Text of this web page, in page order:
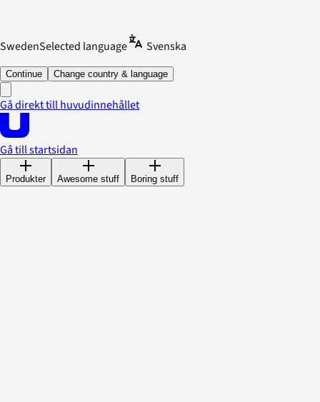
SwedenSelected language Svenska
Continue Change country & language
Gå direkt till huvudinnehållet
Gå till startsidan
Produkter Awesome stuff Boring stuff